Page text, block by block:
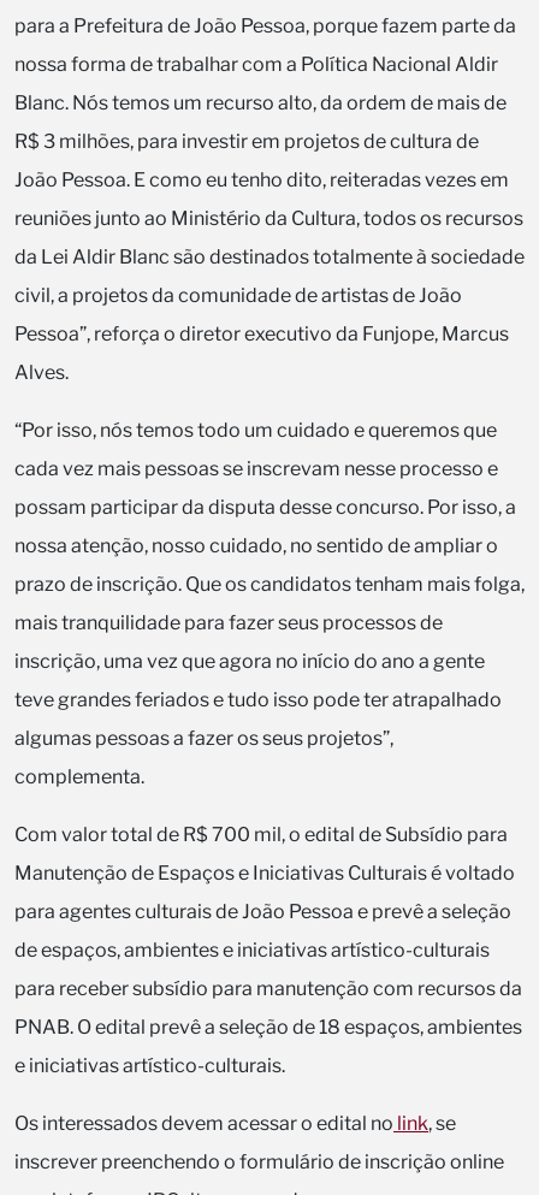
para a Prefeitura de João Pessoa, porque fazem parte da
nossa forma de trabalhar com a Política Nacional Aldir
Blanc. Nós temos um recurso alto, da ordem de mais de
R$ 3 milhões, para investir em projetos de cultura de
João Pessoa. E como eu tenho dito, reiteradas vezes em
reuniões junto ao Ministério da Cultura, todos os recursos
da Lei Aldir Blanc são destinados totalmente à sociedade
civil, a projetos da comunidade de artistas de João
Pessoa”, reforça o diretor executivo da Funjope, Marcus
Alves.
“Por isso, nós temos todo um cuidado e queremos que
cada vez mais pessoas se inscrevam nesse processo e
possam participar da disputa desse concurso. Por isso, a
nossa atenção, nosso cuidado, no sentido de ampliar o
prazo de inscrição. Que os candidatos tenham mais folga,
mais tranquilidade para fazer seus processos de
inscrição, uma vez que agora no início do ano a gente
teve grandes feriados e tudo isso pode ter atrapalhado
algumas pessoas a fazer os seus projetos”,
complementa.
Com valor total de R$ 700 mil, o edital de Subsídio para
Manutenção de Espaços e Iniciativas Culturais é voltado
para agentes culturais de João Pessoa e prevê a seleção
de espaços, ambientes e iniciativas artístico-culturais
para receber subsídio para manutenção com recursos da
PNAB. O edital prevê a seleção de 18 espaços, ambientes
e iniciativas artístico-culturais.
Os interessados devem acessar o edital no link, se
inscrever preenchendo o formulário de inscrição online